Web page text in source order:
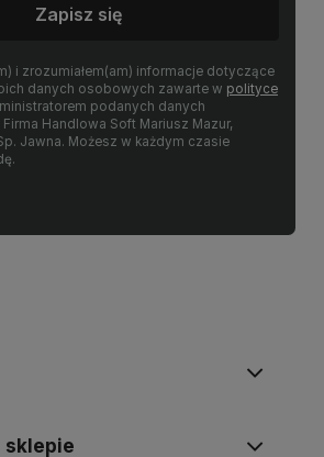
Zapisz się
i zrozumiałem(am) informacje dotyczące
danych osobowych zawarte w polityce
podanych danych
Handlowa Soft Mariusz Mazur,
Jawna. Możesz w każdym czasie
sklepie